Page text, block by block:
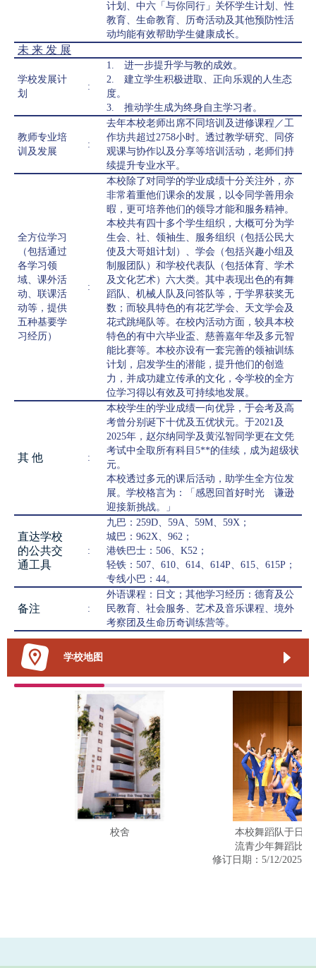
计划、中六「与你同行」关怀学生计划、性
教育、生命教育、历奇活动及其他预防性活
动均能有效帮助学生健康成长。
未 来 发 展
学校发展计
划
:
1. 进一步提升学与教的成效。
2. 建立学生积极进取、正向乐观的人生态
度。
3. 推动学生成为终身自主学习者。
教师专业培
训及发展
:
去年本校老师出席不同培训及进修课程／工
作坊共超过2758小时。透过教学研究、同侪
观课与协作以及分享等培训活动，老师们持
续提升专业水平。
全方位学习
（包括通过
各学习领
域、课外活
动、联课活
动等，提供
五种基要学
习经历）
:
本校除了对同学的学业成绩十分关注外，亦
非常着重他们课余的发展，以令同学善用余
暇，更可培养他们的领导才能和服务精神。
本校共有四十多个学生组织，大概可分为学
生会、社、领袖生、服务组织（包括公民大
使及大哥姐计划）、学会（包括兴趣小组及
制服团队）和学校代表队（包括体育、学术
及文化艺术）六大类。其中表现出色的有舞
蹈队、机械人队及问答队等，于学界获奖无
数；而较具特色的有花艺学会、天文学会及
花式跳绳队等。在校内活动方面，较具本校
特色的有中六毕业盃、慈善嘉年华及多元智
能比赛等。本校亦设有一套完善的领袖训练
计划，启发学生的潜能，提升他们的创造
力，并成功建立传承的文化，令学校的全方
位学习得以有效及可持续地发展。
其 他 :
本校学生的学业成绩一向优异，于会考及高
考曾分别诞下十优及五优状元。于2021及
2025年，赵尔纳同学及黄泓智同学更在文凭
考试中全取所有科目5**的佳续，成为超级状
元。
本校透过多元的课后活动，助学生全方位发
展。学校格言为：「感恩回首好时光 谦逊
迎接新挑战。」
直达学校
的公共交
通工具
:
九巴：259D、59A、59M、59X；
城巴：962X、962；
港铁巴士：506、K52；
轻铁：507、610、614、614P、615、615P；
专线小巴：44。
备注 :
外语课程：日文；其他学习经历：德育及公
民教育、社会服务、艺术及音乐课程、境外
考察团及生命历奇训练营等。
学校地图
校舍
本校舞蹈队于日
流青少年舞蹈比
修订日期：5/12/2025